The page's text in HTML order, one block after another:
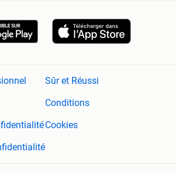
Sûr et Réussi
Conditions
Cookies